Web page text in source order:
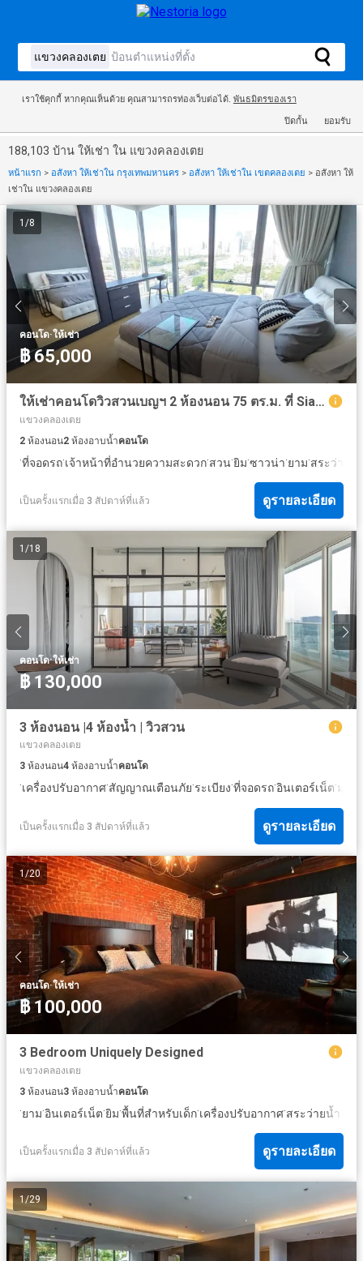
เราใช้คุกกี้ หากคุณเห็นด้วย คุณสามารถรท่องเว็บต่อได้. พันธมิตรของเรา
ปิดกั้น ยอมรับ
188,103 บ้าน ให้เช่า ใน แขวงคลองเตย
หน้าแรก > อสังหา ให้เช่าใน กรุงเทพมหานคร > อสังหา ให้เช่าใน เขตคลองเตย > อสังหา ให้
เช่าใน แขวงคลองเตย
1 /8
คอนโด·ให้เช่า
฿ 65,000
ให้เช่าคอนโดวิวสวนเบญฯ 2 ห้องนอน 75 ตร.ม. ที่ Siamese Exclusive Queens
แขวงคลองเตย
2 ห้องนอน2 ห้องอาบน้ำคอนโด
·ที่จอดรถ·เจ้าหน้าที่อำนวยความสะดวก·สวน·ยิม·ซาวน่า·ยาม·สระว่ายน้
เป็นครั้งแรกเมื่อ 3 สัปดาห์ที่แล้ว ดูรายละเอียด
1 /18
คอนโด·ให้เช่า
฿ 130,000
3 ห้องนอน |4 ห้องน้ำ | วิวสวน
แขวงคลองเตย
3 ห้องนอน4 ห้องอาบน้ำคอนโด
·เครื่องปรับอากาศ·สัญญาณเตือนภัย·ระเบียง·ที่จอดรถ·อินเตอร์เน็ต·มุมม
เป็นครั้งแรกเมื่อ 3 สัปดาห์ที่แล้ว ดูรายละเอียด
1 /20
คอนโด·ให้เช่า
฿ 100,000
3 Bedroom Uniquely Designed
แขวงคลองเตย
3 ห้องนอน3 ห้องอาบน้ำคอนโด
·ยาม·อินเตอร์เน็ต·ยิม·พื้นที่สำหรับเด็ก·เครื่องปรับอากาศ·สระว่ายน้ำ
เป็นครั้งแรกเมื่อ 3 สัปดาห์ที่แล้ว ดูรายละเอียด
1/29